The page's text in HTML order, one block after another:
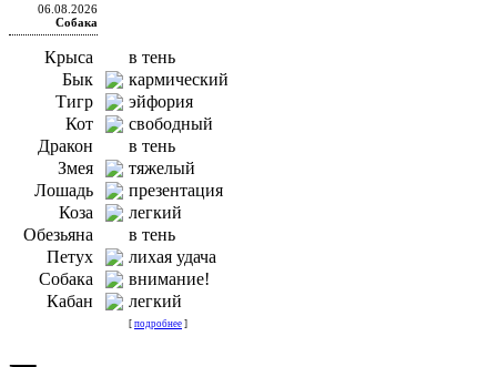
06.08.2026
Собака
Крыса
в тень
Бык
кармический
Тигр
эйфория
Кот
свободный
Дракон
в тень
Змея
тяжелый
Лошадь
презентация
Коза
легкий
Обезьяна
в тень
Петух
лихая удача
Собака
внимание!
Кабан
легкий
[ подробнее ]